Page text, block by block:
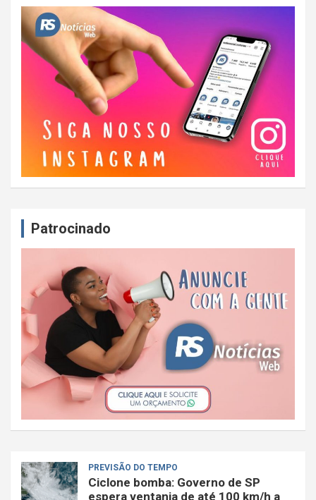
Patrocinado
PREVISÃO DO TEMPO
Ciclone bomba: Governo de SP
espera ventania de até 100 km/h a